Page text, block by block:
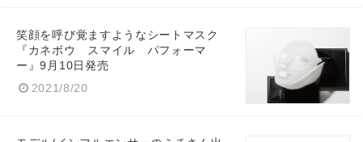
笑顔を呼び覚ますようなシートマスク
『カネボウ スマイル パフォーマ
ー』9月10日発売
2021/8/20